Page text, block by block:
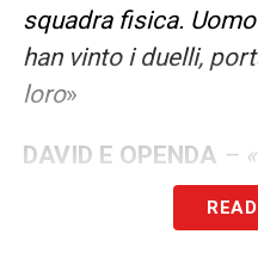
squadra fisica.
han vinto i duelli,
loro»
DAVID E OPENDA –
ho visto più
Per loro sarà